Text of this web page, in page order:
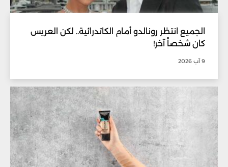
الجميع انتظر رونالدو أمام الكاتدرائية.. لكن العريس
كان شخصاً آخر!
9 آب 2026